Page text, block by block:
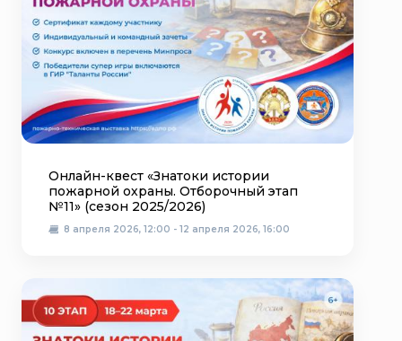
Онлайн-квест «Знатоки истории
пожарной охраны. Отборочный этап
№11» (сезон 2025/2026)
8 апреля 2026, 12:00 - 12 апреля 2026, 16:00